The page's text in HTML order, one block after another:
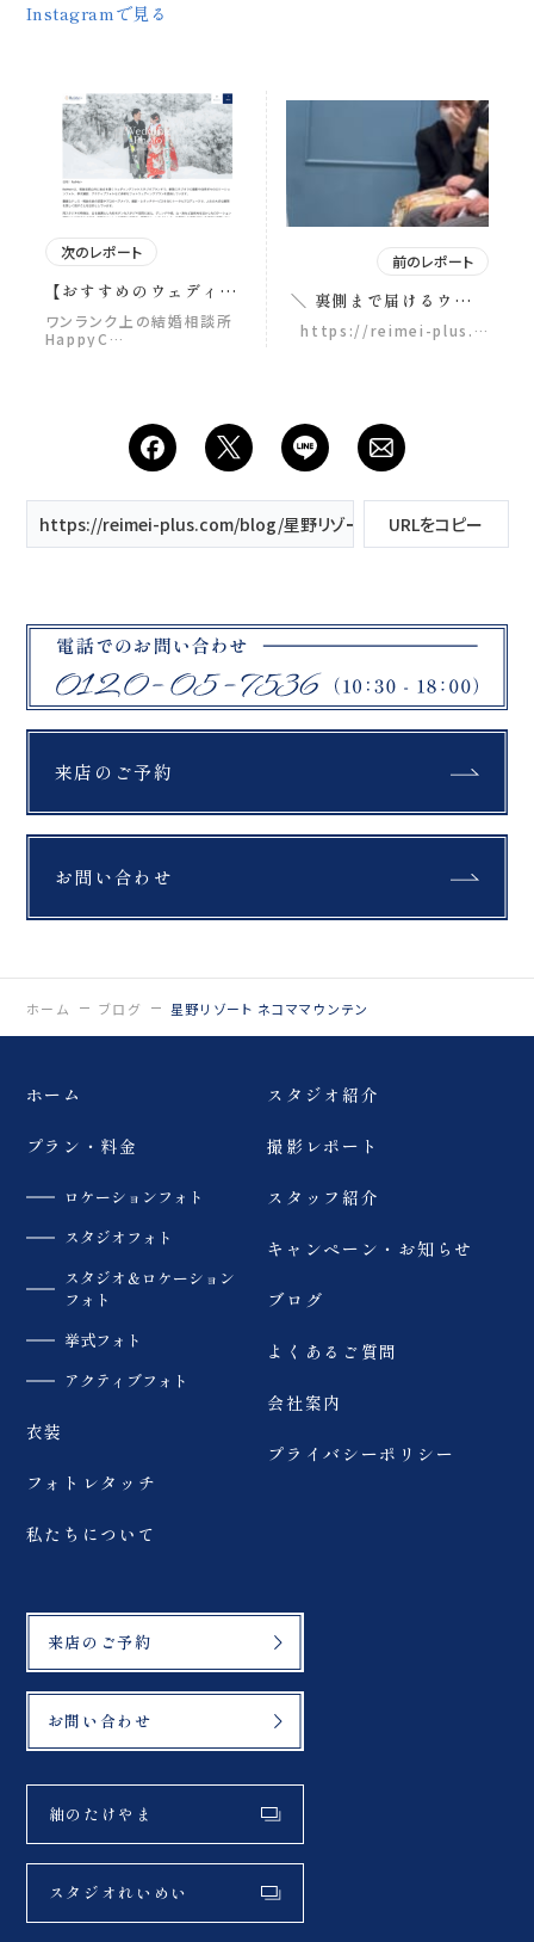
Instagramで見る
次のレポート
【おすすめのウェディン
グフォトスタジオ・撮影
サービス】 にスタジオ
Rei Mei＋がご紹介され
ワンランク上の結婚相談所
HappyC…
前のレポート
＼ 裏側まで届けるウェデ
ィングフォトスタジオ／
私たちはウェディングフ
戦したのは スタジオでの
人前式プロデュース。 は
じめて大切な一日を任さ
備を重ねて迎えた本番。
新婦の想いがあふれた瞬
たりの想いのために挑戦
し続けます！ 大切な一日
ったおふたりへ。 心から
感謝を込めて。 おふたり
の幸せを 心から願ってい
ング #人前式 #ウェディ
グフォトスタジオ #前撮
り
https://reimei-plus.…
https://reimei-plus.com/blog/星野リゾート-ネコママウンテン｜雪
URLをコピー
来店のご予約
お問い合わせ
ホーム ブログ 星野リゾート ネコママウンテン
ホーム
プラン・料金
ロケーションフォト
スタジオフォト
スタジオ＆ロケーション
フォト
挙式フォト
アクティブフォト
衣装
フォトレタッチ
私たちについて
スタジオ紹介
撮影レポート
スタッフ紹介
キャンペーン・お知らせ
ブログ
よくあるご質問
会社案内
プライバシーポリシー
来店のご予約
お問い合わせ
紬のたけやま
スタジオれいめい